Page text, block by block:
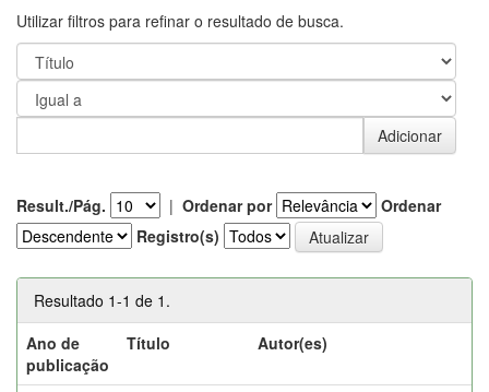
Utilizar filtros para refinar o resultado de busca.
Result./Pág. | Ordenar por
Ordenar
Registro(s)
Resultado 1-1 de 1.
Ano de
publicação
Título Autor(es)